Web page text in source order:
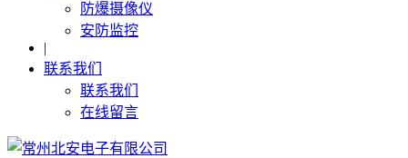
防爆摄像仪
安防监控
|
联系我们
联系我们
在线留言